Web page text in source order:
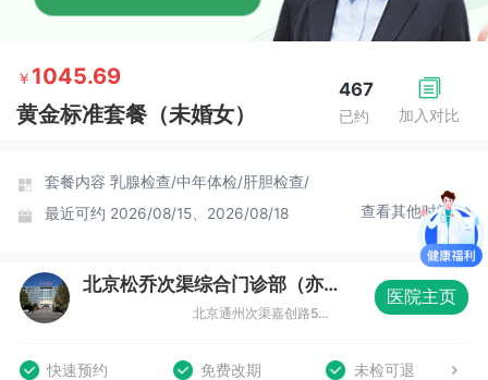
加入对比
467
已约
￥ 1045.69
黄金标准套餐（未婚女）
套餐内容 乳腺检查/中年体检/肝胆检查/
最近可约 2026/08/15、2026/08/18 查看其他时间
北京松乔次渠综合门诊部（亦庄店）体检中心
北京通州次渠嘉创路5号新华联科技大厦三层（亦庄店）
医院主页
快速预约 免费改期 未检可退